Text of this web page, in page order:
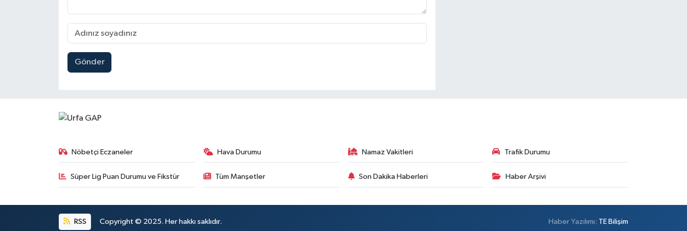
Gönder
Nöbetçi Eczaneler Hava Durumu Namaz Vakitleri Trafik Durumu
Süper Lig Puan Durumu ve Fikstür Tüm Manşetler Son Dakika Haberleri Haber Arşivi
RSS Copyright © 2025. Her hakkı saklıdır. Haber Yazılımı: TE Bilişim